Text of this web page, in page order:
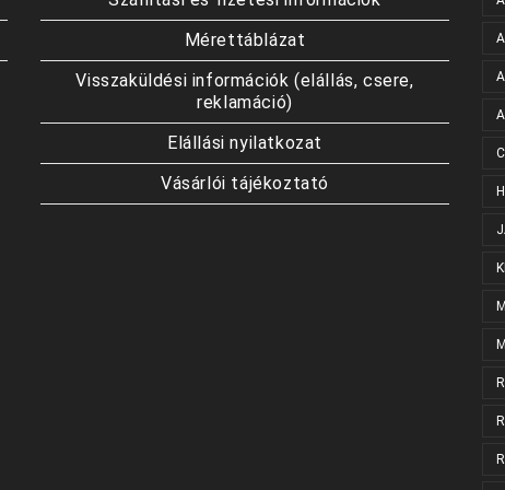
Mérettáblázat
Visszaküldési információk (elállás, csere,
reklamáció)
Elállási nyilatkozat
Vásárlói tájékoztató